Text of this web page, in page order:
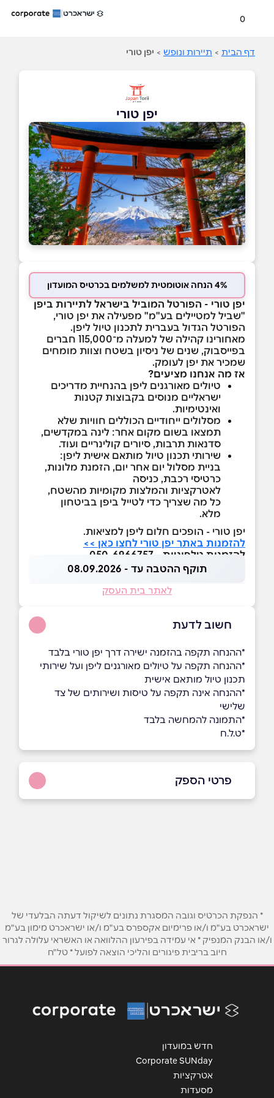
0
דף הבית > תיירות ונופש > יפן טורי
יפן טורי
4% הנחה אוטומטית למשלמים בכרטיס המועדון
יפן טורי - הפורטל המוביל בישראל לתיירות ביפן
"שביל למטיילים בע"מ" מפעילה את יפן טורי,
הפורטל הגדול בעברית לתכנון טיול ליפן.
מאחורינו קהילה של למעלה מ־115,000 חברים
בפייסבוק, שנים של ניסיון בשטח וצוות מומחים
שמכיר את יפן לעומק.
אז מה אנחנו מציעים?
טיולים מאורגנים ליפן בהנחיית מדריכים
ישראליים מנוסים בקבוצות קטנות
ואינטימיות.
מסלולים ייחודיים הכוללים חוויות שלא
תמצאו בשום מקום אחר: לינה במקדשים,
סדנאות תרבות, סיורים קולינריים ועוד.
שירותי תכנון טיול מותאם אישית ליפן:
בניית מסלול יום אחר יום, הזמנת מלונות,
כרטיסי רכבת, כניסה
לאטרקציות והמלצות מקומיות מהשטח,
כל מה שצריך כדי לטייל ביפן בביטחון
מלא.
יפן טורי - הופכים חלום ליפן למציאות.
להזמנות באתר יפן טורי לחצו כאן >>
להזמנות טלפוניות - 050-6966757
תוקף ההטבה עד - 08.09.2026
לאתר בית העסק
חשוב לדעת
*ההנחה תקפה בהזמנה ישירה דרך יפן טורי בלבד
*ההנחה תקפה על טיולים מאורגנים ליפן ועל שירותי
תכנון טיול מותאם אישית
*ההנחה אינה תקפה על טיסות ושירותים של צד
שלישי
*התמונה להמחשה בלבד
*ט.ל.ח
פרטי הספק
טלפון*
נושא *
הודעה*
* הנפקת הכרטיס וגובה המסגרת נתונים לשיקול דעתה הבלעדי של
ישראכרט בע"מ ו/או פרימיום אקספרס בע"מ ו/או ישראכרט מימון בע"מ
ו/או הבנק המנפיק * אי עמידה בפירעון ההלוואה או האשראי עלולה לגרור
חיוב בריבית פיגורים והליכי הוצאה לפועל * טל"ח
חדש במועדון
Corporate SUNday
אטרקציות
מסעדות